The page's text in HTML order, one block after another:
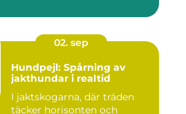
02. sep
Hundpejl: Spårning av
jakthundar i realtid
I jaktskogarna, där träden
täcker horisonten och